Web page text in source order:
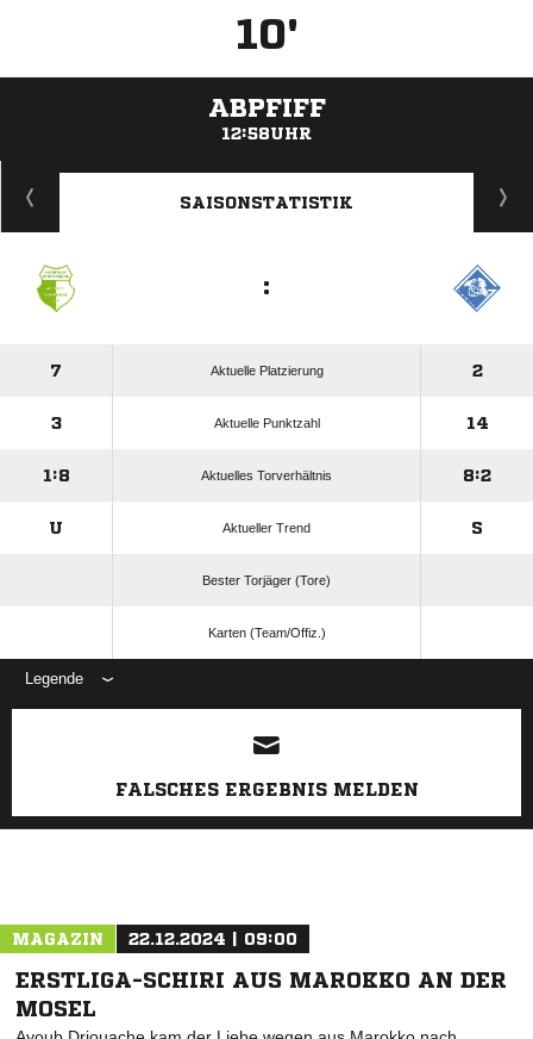
10'
ABPFIFF
12:58UHR
ANZEIGE
SAISONSTATISTIK
:
7 Aktuelle Platzierung 2
3 Aktuelle Punktzahl 14
1:8 Aktuelles Torverhältnis 8:2
U Aktueller Trend S
Bester Torjäger (Tore)
Karten (Team/Offiz.)
Legende
ANZEIGE
FALSCHES ERGEBNIS MELDEN
MAGAZIN 22.12.2024 | 09:00
ERSTLIGA-SCHIRI AUS MAROKKO AN DER
MOSEL